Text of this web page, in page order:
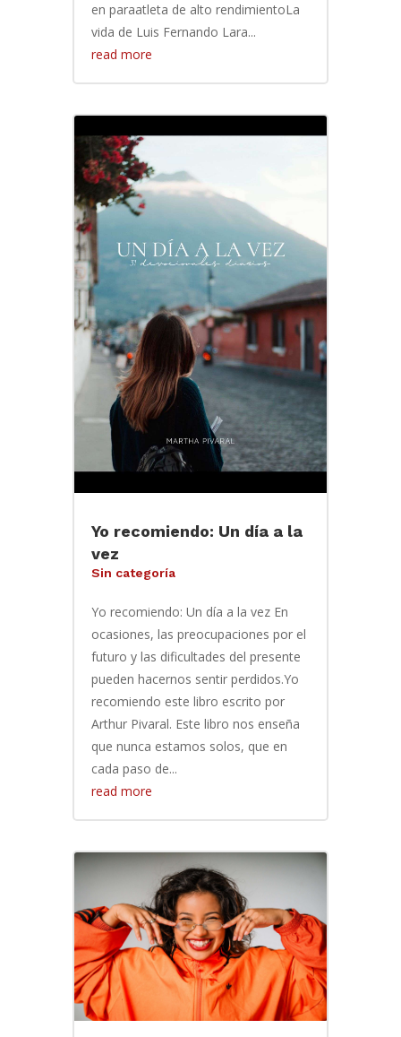
en paraatleta de alto rendimientoLa
vida de Luis Fernando Lara...
read more
Yo recomiendo: Un día a la
vez
Sin categoría
Yo recomiendo: Un día a la vez En
ocasiones, las preocupaciones por el
futuro y las dificultades del presente
pueden hacernos sentir perdidos.Yo
recomiendo este libro escrito por
Arthur Pivaral. Este libro nos enseña
que nunca estamos solos, que en
cada paso de...
read more